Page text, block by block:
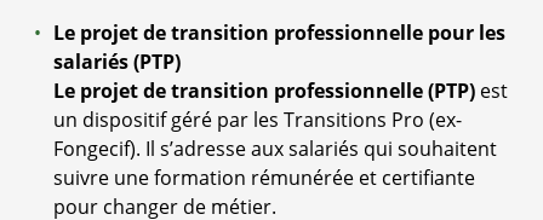
Le projet de transition professionnelle pour les
salariés (PTP)
Le projet de transition professionnelle (PTP) est
un dispositif géré par les Transitions Pro (ex-
Fongecif). Il s’adresse aux salariés qui souhaitent
suivre une formation rémunérée et certifiante
pour changer de métier.